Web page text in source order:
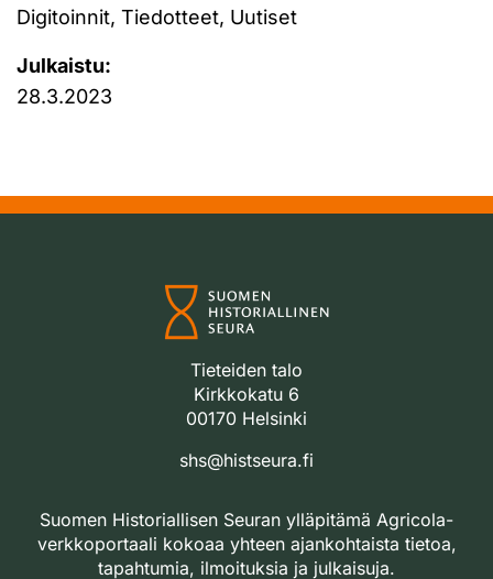
Digitoinnit, Tiedotteet, Uutiset
Julkaistu:
28.3.2023
Tieteiden talo
Kirkkokatu 6
00170 Helsinki
shs@histseura.fi
Suomen Historiallisen Seuran ylläpitämä Agricola-
verkkoportaali kokoaa yhteen ajankohtaista tietoa,
tapahtumia, ilmoituksia ja julkaisuja.